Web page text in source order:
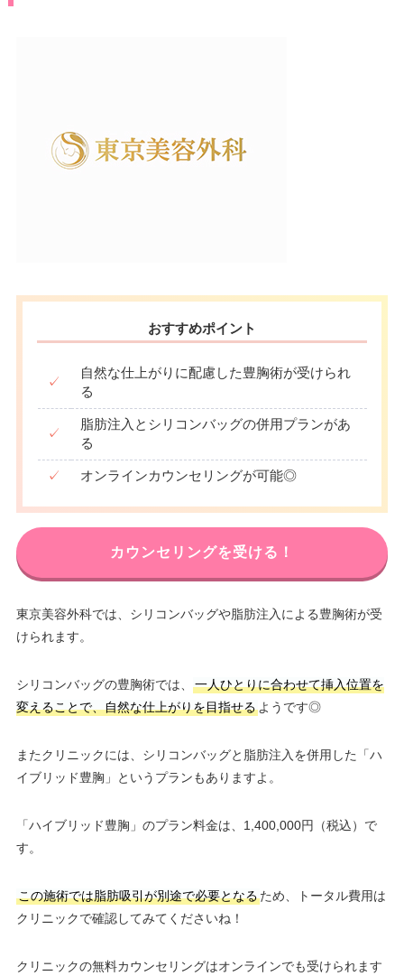
おすすめポイント
✓
自然な仕上がりに配慮した豊胸術が受けられ
る
✓
脂肪注入とシリコンバッグの併用プランがあ
る
✓ オンラインカウンセリングが可能◎
カウンセリングを受ける！
東京美容外科では、シリコンバッグや脂肪注入による豊胸術が受
けられます。
シリコンバッグの豊胸術では、
一人ひとりに合わせて挿入位置を
変えることで、自然な仕上がりを目指せるようです◎
またクリニックには、シリコンバッグと脂肪注入を併用した「ハ
イブリッド豊胸」というプランもありますよ。
「ハイブリッド豊胸」のプラン料金は、1,400,000円（税込）で
す。
この施術では脂肪吸引が別途で必要となるため、トータル費用は
クリニックで確認してみてくださいね！
クリニックの無料カウンセリングはオンラインでも受けられます